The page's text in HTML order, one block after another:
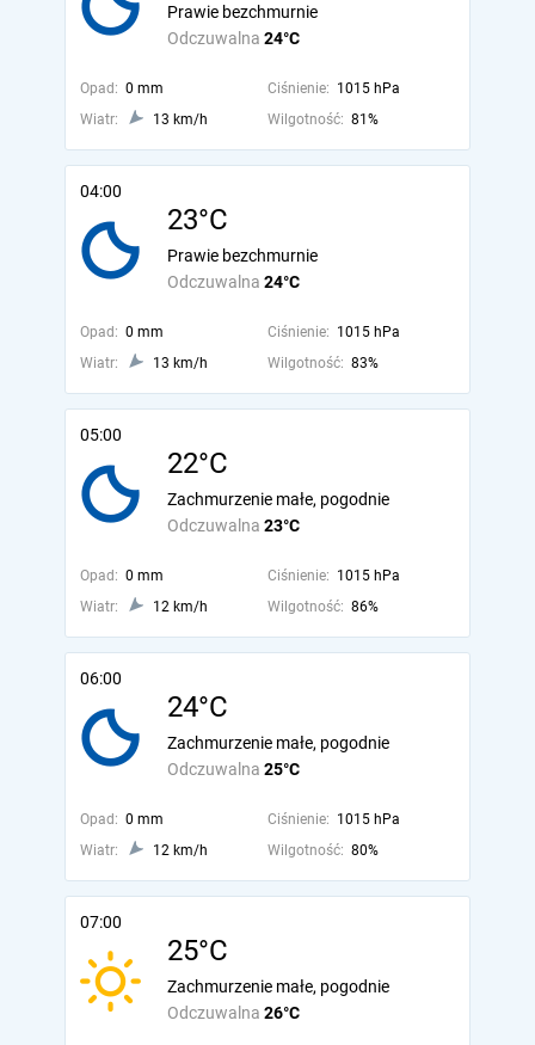
Odczuwalna 24°C
Prawie bezchmurnie
Opad: 0 mm Ciśnienie: 1015 hPa
Wiatr:
13 km/h Wilgotność: 81%
04:00
23°C
Odczuwalna 24°C
Prawie bezchmurnie
Opad: 0 mm Ciśnienie: 1015 hPa
Wiatr:
13 km/h Wilgotność: 83%
05:00
22°C
Odczuwalna 23°C
Zachmurzenie małe, pogodnie
Opad: 0 mm Ciśnienie: 1015 hPa
Wiatr:
12 km/h Wilgotność: 86%
06:00
24°C
Odczuwalna 25°C
Zachmurzenie małe, pogodnie
Opad: 0 mm Ciśnienie: 1015 hPa
Wiatr:
12 km/h Wilgotność: 80%
07:00
25°C
Odczuwalna 26°C
Zachmurzenie małe, pogodnie